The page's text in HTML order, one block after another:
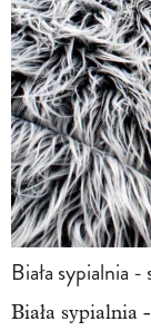
Biała sypialnia
Biała sypialnia